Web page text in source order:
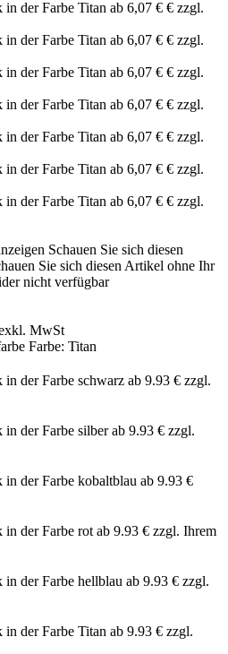
Schauen Sie sich diesen
Sie sich diesen Artikel ohne Ihr
nicht verfügbar
MwSt
Farbe: Titan